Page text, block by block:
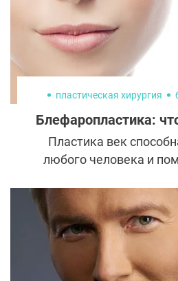
блокировке нервных
расслаблении мышц.
препарат свои
использования,
принимать во
пластическая хирургия
Блефаропластика:
Пластика век
любого человека и
решиться, пациенты
интересующие вопросы,
сомнения. И
дело касается операций
не бывает.